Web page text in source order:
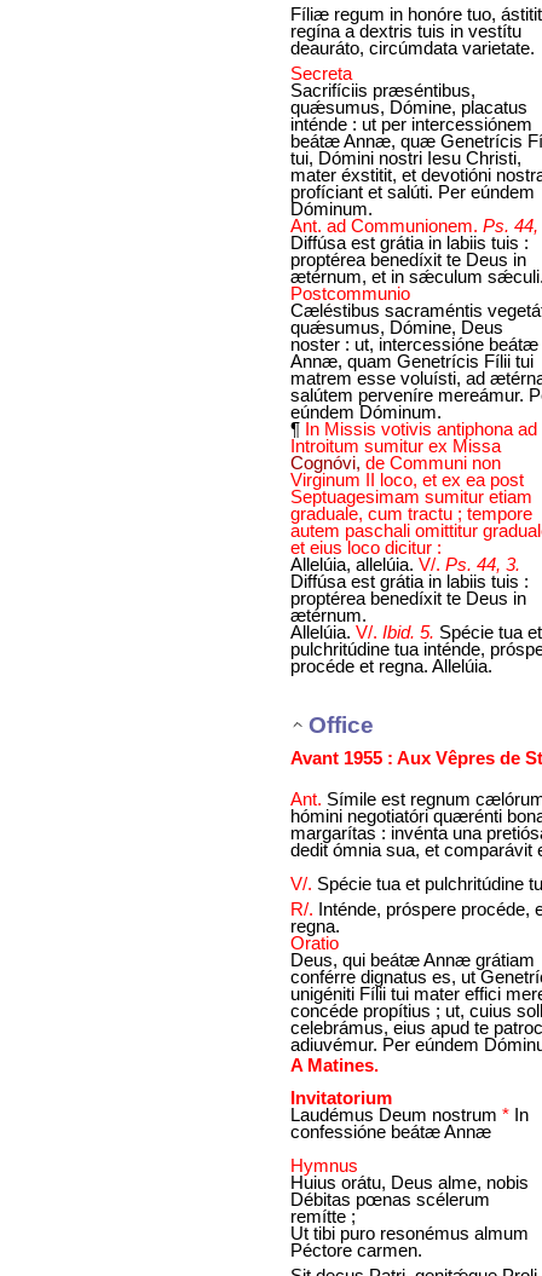
Fíliæ regum in honóre tuo, ástitit
regína a dextris tuis in vestítu
deauráto, circúmdata varietate.
Secreta
Sacrifíciis præséntibus,
quǽsumus, Dómine, placatus
inténde : ut per intercessiónem
beátæ Annæ, quæ Genetrícis
tui, Dómini nostri Iesu Christi,
mater éxstitit, et devotióni
profíciant et salúti. Per eúndem
Dóminum.
Ant. ad Communionem. Ps. 44,
Diffúsa est grátia in labiis tuis :
proptérea benedíxit te Deus in
ætérnum, et in sǽculum
Postcommunio
Cæléstibus sacraméntis
quǽsumus, Dómine, Deus
noster : ut, intercessióne beátæ
Annæ, quam Genetrícis Fílii tui
matrem esse voluísti, ad
salútem perveníre mereámur.
eúndem Dóminum.
¶ In Missis votivis antiphona ad
Introitum sumitur ex Missa
Cognóvi, de Communi non
Virginum II loco, et ex ea post
Septuagesimam sumitur etiam
graduale, cum tractu ; tempore
autem paschali omittitur
et eius loco dicitur :
Allelúia, allelúia. V/. Ps. 44, 3.
Diffúsa est grátia in labiis tuis :
proptérea benedíxit te Deus in
ætérnum.
Allelúia. V/. Ibid. 5. Spécie tua et
pulchritúdine tua inténde,
procéde et regna. Allelúia.
Office
Avant 1955 : Aux Vêpres de
Ant. Símile est regnum
hómini negotiatóri quærénti
margarítas : invénta una
dedit ómnia sua, et comparávit
V/. Spécie tua et pulchritúdine
R/. Inténde, próspere procéde,
regna.
Oratio
Deus, qui beátæ Annæ grátiam
conférre dignatus es, ut
unigéniti Fílii tui mater effici
concéde propítius ; ut, cuius
celebrámus, eius apud te
adiuvémur. Per eúndem
A Matines.
Invitatorium
Laudémus Deum nostrum * In
confessióne beátæ Annæ
Hymnus
Huius orátu, Deus alme, nobis
Débitas pœnas scélerum
remítte ;
Ut tibi puro resonémus almum
Péctore carmen.